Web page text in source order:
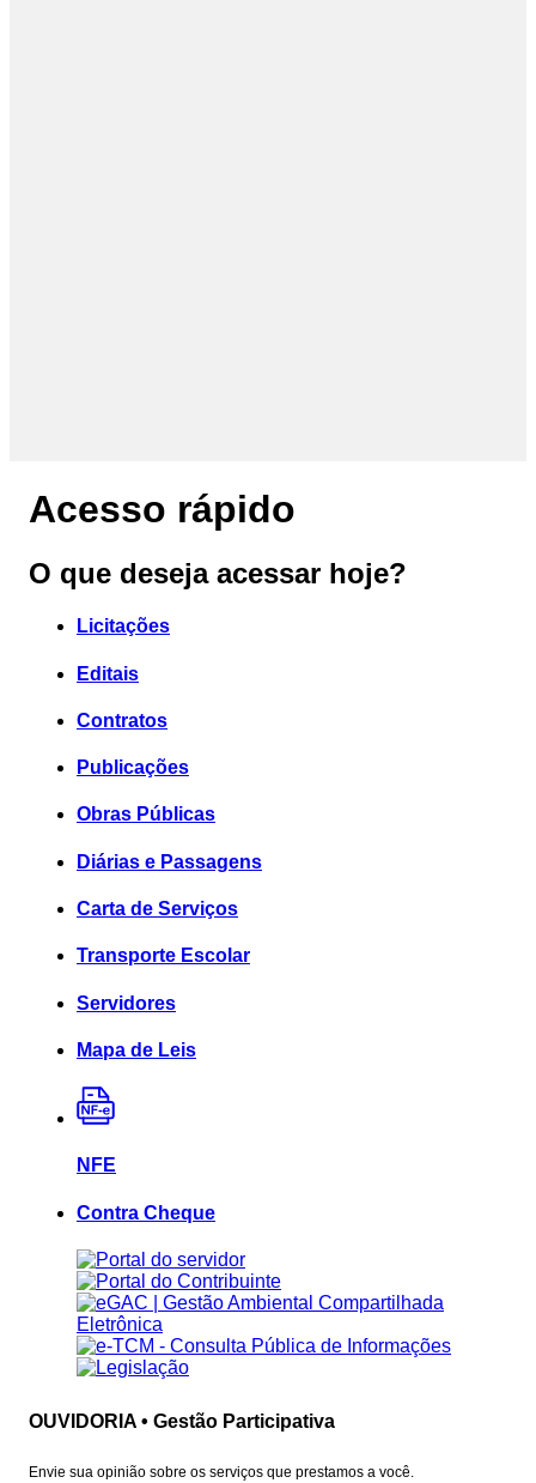
Acesso rápido
O que deseja acessar hoje?
Licitações
Editais
Contratos
Publicações
Obras Públicas
Diárias e Passagens
Carta de Serviços
Transporte Escolar
Servidores
Mapa de Leis
NFE
Contra Cheque
OUVIDORIA • Gestão Participativa
Envie sua opinião sobre os serviços que prestamos a você.